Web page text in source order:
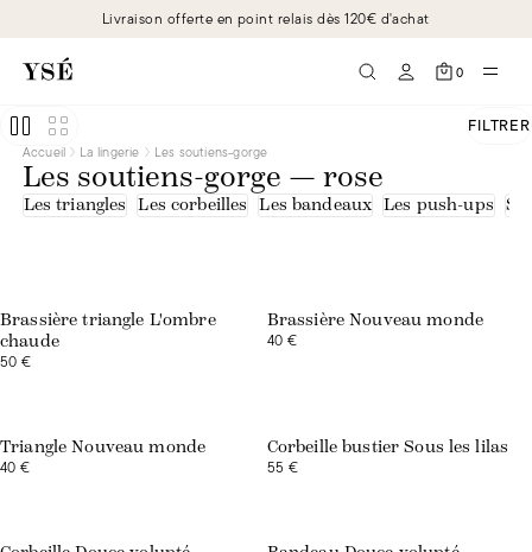
Livraison offerte en point relais dès 120€ d'achat
0
FILTRER
Accueil La lingerie Les soutiens-gorge
Les soutiens-gorge — rose
Les triangles Les corbeilles Les bandeaux Les push-ups
Brassière triangle L'ombre
chaude
50 €
Brassière Nouveau monde
40 €
Triangle Nouveau monde
40 €
Corbeille bustier Sous les lilas
55 €